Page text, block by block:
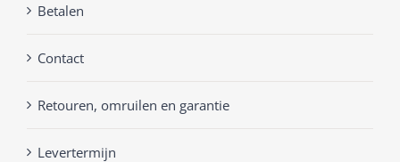
Betalen
Contact
Retouren, omruilen en garantie
Levertermijn